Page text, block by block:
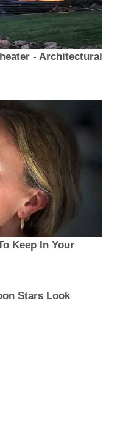
- Architectural
Keep In Your
Stars Look